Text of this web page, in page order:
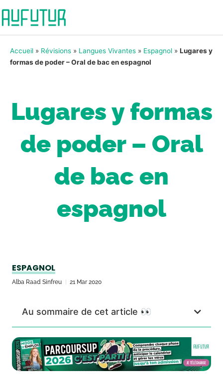
Accueil » Révisions » Langues Vivantes » Espagnol » Lugares y
formas de poder – Oral de bac en espagnol
Lugares y formas
de poder – Oral
de bac en
espagnol
ESPAGNOL
Alba Raad Sinfreu 21 Mar 2020
Au sommaire de cet article 👀